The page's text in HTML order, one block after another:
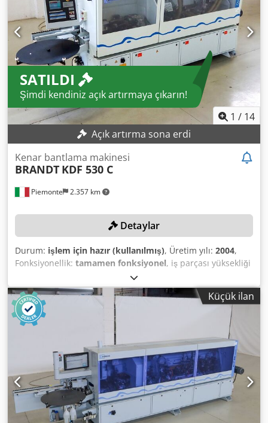
SATILDI
Şimdi kendiniz açık artırmaya çıkarın!
1 / 14
Açık artırma sona erdi
Piemonte 2.357 km
Kenar bantlama makinesi
BRANDT KDF 530 C
Detaylar
Durum: işlem için hazır (kullanılmış), Üretim yılı: 2004,
Fonksiyonellik: tamamen fonksiyonel, iş parçası yüksekliği
, kenar kalınlığı (maks.):
ilerleme hızı:11 m/dak, dönüş hızı (maks.):12.000
dev/dak
CE işareti, No reserve price –
guaranteed sale to the highest bidder! TECHNICAL DETAILS
Max. feed speed: 11 m/min Maximum panel thickness: 40
mm Min. panel height: 8 mm Max. panel height: 40 mm
Min. edge thickness: 0.3 mm Max. edge thickness: 6 mm
Max. spindle speed: 12,000 rpm MACHINE DETAILS Unit:
Sizing (format trim) Unit: Corrections automatic
engagement by time Motor power: 2.2 kW Edge preheating
lamps Coil magazine Number of positions: 1 Gluing system
Dsdpfx Anjxw Ttvsuskr Hotmelt gluepot Edge pressure
Küçük ilan